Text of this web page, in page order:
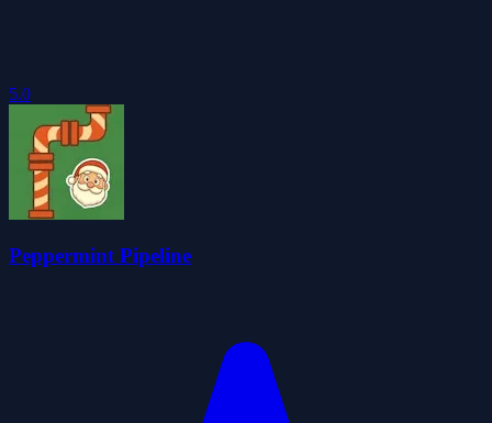
5.0
Peppermint Pipeline